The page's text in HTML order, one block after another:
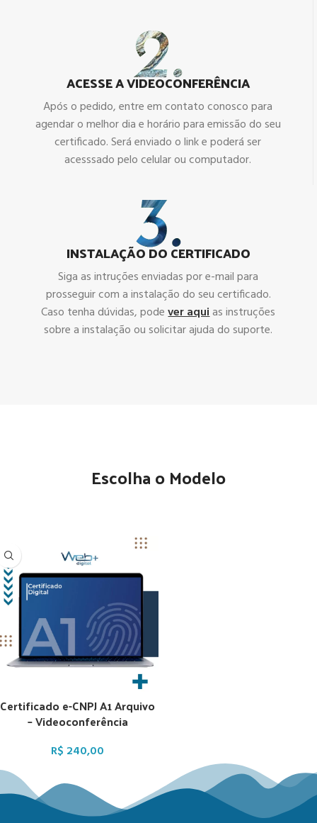
ACESSE A VIDEOCONFERÊNCIA
Após o pedido, entre em contato conosco para
agendar o melhor dia e horário para emissão do seu
certificado. Será enviado o link e poderá ser
acesssado pelo celular ou computador.
INSTALAÇÃO DO CERTIFICADO
Siga as intruções enviadas por e-mail para
prosseguir com a instalação do seu certificado.
Caso tenha dúvidas, podever aquias instruções
sobre a instalação ou solicitar ajuda do suporte.
Escolha o Modelo
Certificado e-CNPJ A1 Arquivo
– Videoconferência
R$ 240,00